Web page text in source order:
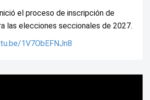
el proceso de inscripción de
las elecciones seccionales de 2027.
1V7ObEFNJn8